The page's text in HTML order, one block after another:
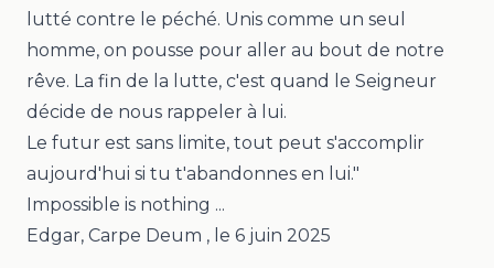
lutté contre le péché. Unis comme un seul
homme, on pousse pour aller au bout de notre
rêve. La fin de la lutte, c'est quand le Seigneur
décide de nous rappeler à lui.
Le futur est sans limite, tout peut s'accomplir
aujourd'hui si tu t'abandonnes en lui."
Impossible is nothing ...
Edgar, Carpe Deum , le 6 juin 2025